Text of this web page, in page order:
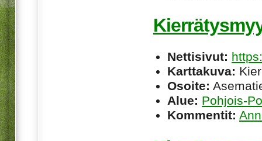
Nettisivut:
Karttakuva:
Osoite:
Alue: Pohjois-
Kommentit: